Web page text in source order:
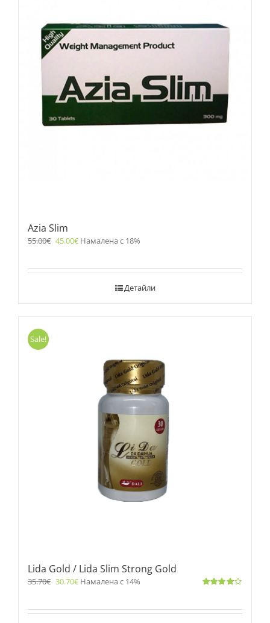
Azia Slim
55.00€ 45.00€ Намалена с 18%
Детайли
Sale!
Lida Gold / Lida Slim Strong Gold
35.70€ 30.70€ Намалена с 14%